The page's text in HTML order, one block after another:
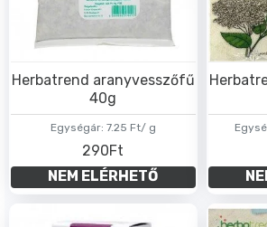
Egységár: 7.25 Ft/ g
Herbatrend aranyvesszőfű
40g
290Ft
NEM ELÉRHETŐ